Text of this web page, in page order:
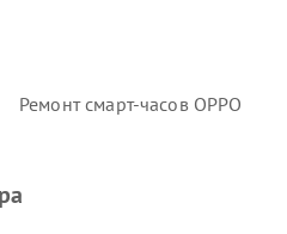
Ремонт смарт-часов OPPO